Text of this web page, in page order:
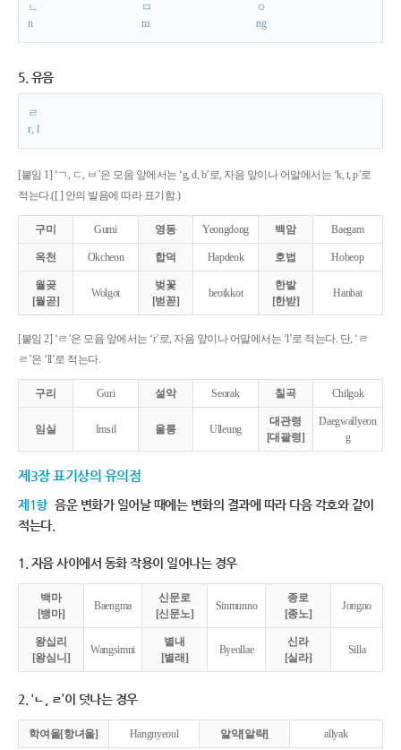
ㄴ
n
ㅁ
m
ㅇ
ng
5. 유음
ㄹ
r, l
[붙임 1] ‘ㄱ, ㄷ, ㅂ’은 모음 앞에서는 ‘g, d, b’로, 자음 앞이나 어말에서는 ‘k, t, p’로
적는다.([ ] 안의 발음에 따라 표기함.)
구미 Gumi 영동 Yeongdong 백암 Baegam
옥천 Okcheon 합덕 Hapdeok 호법 Hobeop
월곶
[월곧]
Wolgot
벚꽃
[벋꼳]
beotkkot
한밭
[한받]
Hanbat
[붙임 2] ‘ㄹ’은 모음 앞에서는 ‘r’로, 자음 앞이나 어말에서는 ‘l’로 적는다. 단, ‘ㄹ
ㄹ’은 ‘ll’로 적는다.
구리 Guri 설악 Seorak 칠곡 Chilgok
임실 Imsil 울릉 Ulleung
대관령
[대괄령]
Daegwallyeon
g
제3장 표기상의 유의점
제1항 음운 변화가 일어날 때에는 변화의 결과에 따라 다음 각호와 같이
적는다.
1. 자음 사이에서 동화 작용이 일어나는 경우
백마
[뱅마]
Baengma
신문로
[신문노]
Sinmunno
종로
[종노]
Jongno
왕십리
[왕심니]
Wangsimni
별내
[별래]
Byeollae
신라
[실라]
Silla
2. ‘ㄴ, ㄹ’이 덧나는 경우
학여울[항녀울] Hangnyeoul 알약[알략] allyak